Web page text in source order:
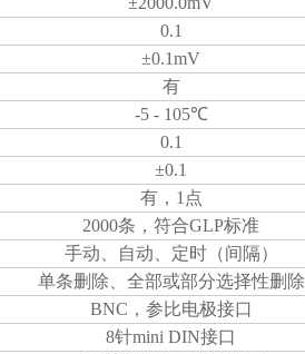
0.1
±0.1mV
有
-5 - 105℃
0.1
±0.1
有，1点
2000条，符合GLP标准
手动、自动、定时（间隔）
单条删除、全部或部分选择性删除
BNC，参比电极接口
8针mini DIN接口